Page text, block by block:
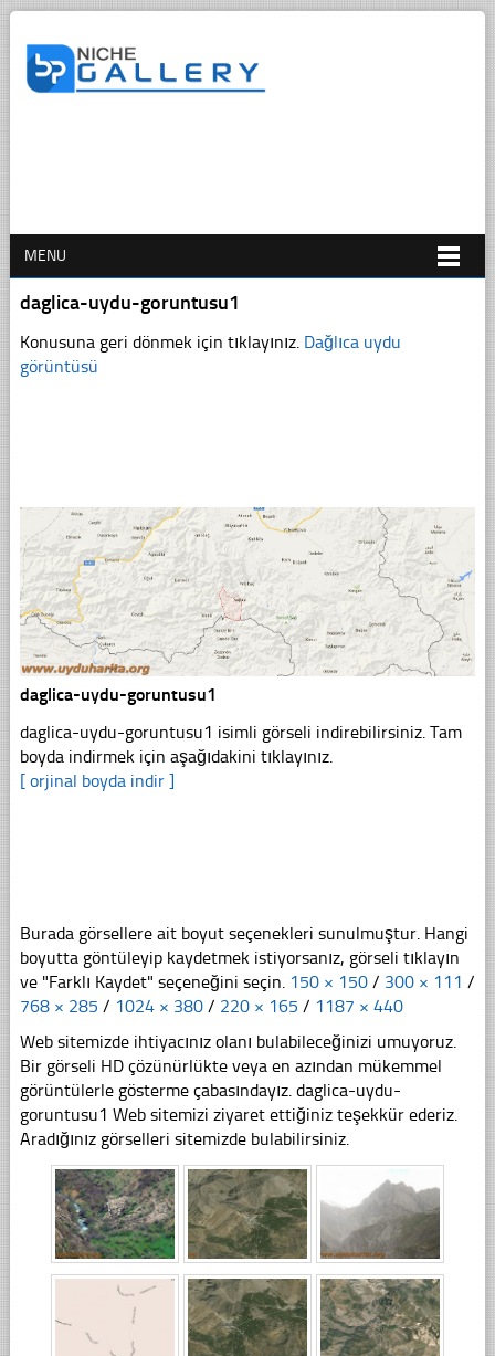
MENU
daglica-uydu-goruntusu1
Konusuna geri dönmek için tıklayınız. Dağlıca uydu
görüntüsü
daglica-uydu-goruntusu1
daglica-uydu-goruntusu1 isimli görseli indirebilirsiniz. Tam
boyda indirmek için aşağıdakini tıklayınız.
[ orjinal boyda indir ]
Burada görsellere ait boyut seçenekleri sunulmuştur. Hangi
boyutta göntüleyip kaydetmek istiyorsanız, görseli tıklayın
ve "Farklı Kaydet" seçeneğini seçin. 150 × 150 / 300 × 111 /
768 × 285 / 1024 × 380 / 220 × 165 / 1187 × 440
Web sitemizde ihtiyacınız olanı bulabileceğinizi umuyoruz.
Bir görseli HD çözünürlükte veya en azından mükemmel
görüntülerle gösterme çabasındayız. daglica-uydu-
goruntusu1 Web sitemizi ziyaret ettiğiniz teşekkür ederiz.
Aradığınız görselleri sitemizde bulabilirsiniz.